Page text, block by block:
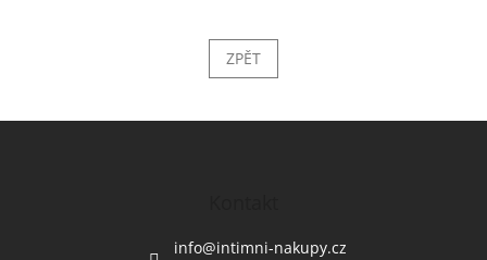
ZPĚT
info@intimni-nakupy.cz